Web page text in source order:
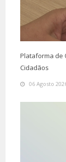
Plataforma de
Cidadãos
06 Agosto